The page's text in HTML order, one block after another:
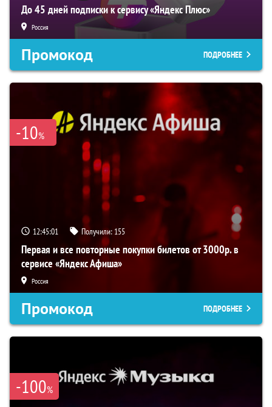
До 45 дней подписки к сервису «Яндекс Плюс»
Россия
Промокод ПОДРОБНЕЕ
-10%
12:45:00 Получили: 155
Первая и все повторные покупки билетов от 3000р. в
сервисе «Яндекс Афиша»
Россия
Промокод ПОДРОБНЕЕ
-100%